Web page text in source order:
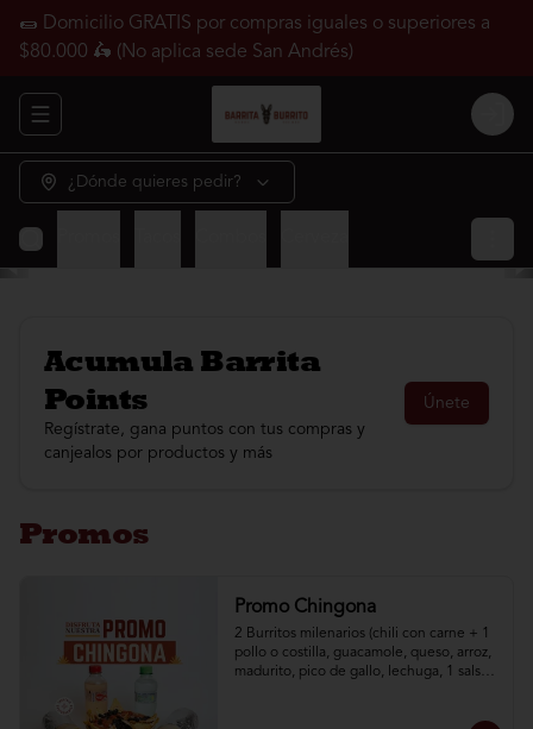
🌯 Domicilio GRATIS por compras iguales o superiores a
$80.000 🛵 (No aplica sede San Andrés)
Abrir menu de navegación Login
¿Dónde quieres pedir?
Acumula Barrita
Points
Regístrate, gana puntos con tus compras y
canjealos por productos y más
Únete
Promos
Promo Chingona
2 Burritos milenarios (chili con carne + 1
pollo o costilla, guacamole, queso, arroz,
madurito, pico de gallo, lechuga, 1 salsa a